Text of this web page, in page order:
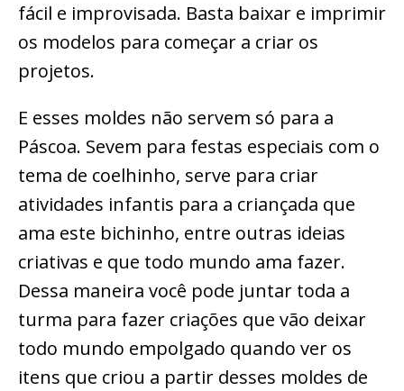
fácil e improvisada. Basta baixar e imprimir
os modelos para começar a criar os
projetos.
E esses moldes não servem só para a
Páscoa. Sevem para festas especiais com o
tema de coelhinho, serve para criar
atividades infantis para a criançada que
ama este bichinho, entre outras ideias
criativas e que todo mundo ama fazer.
Dessa maneira você pode juntar toda a
turma para fazer criações que vão deixar
todo mundo empolgado quando ver os
itens que criou a partir desses moldes de